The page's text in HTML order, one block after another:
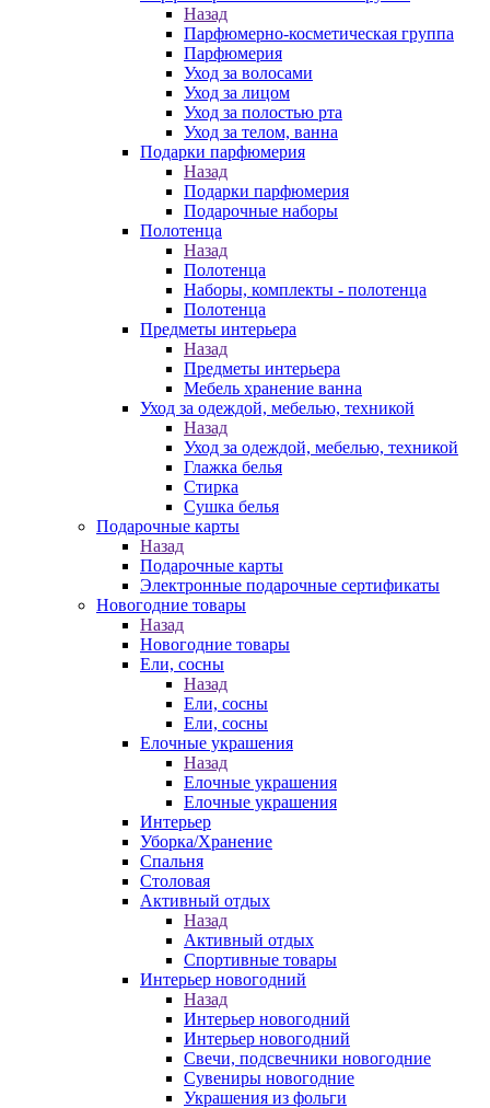
Назад
Парфюмерно-косметическая группа
Парфюмерия
Уход за волосами
Уход за лицом
Уход за полостью рта
Уход за телом, ванна
Подарки парфюмерия
Назад
Подарки парфюмерия
Подарочные наборы
Полотенца
Назад
Полотенца
Наборы, комплекты - полотенца
Полотенца
Предметы интерьера
Назад
Предметы интерьера
Мебель хранение ванна
Уход за одеждой, мебелью, техникой
Назад
Уход за одеждой, мебелью, техникой
Глажка белья
Стирка
Сушка белья
Подарочные карты
Назад
Подарочные карты
Электронные подарочные сертификаты
Новогодние товары
Назад
Новогодние товары
Ели, сосны
Назад
Ели, сосны
Ели, сосны
Елочные украшения
Назад
Елочные украшения
Елочные украшения
Интерьер
Уборка/Хранение
Спальня
Столовая
Активный отдых
Назад
Активный отдых
Спортивные товары
Интерьер новогодний
Назад
Интерьер новогодний
Интерьер новогодний
Свечи, подсвечники новогодние
Сувениры новогодние
Украшения из фольги